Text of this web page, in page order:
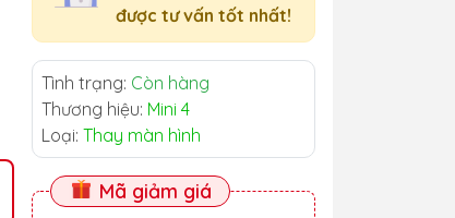
được tư vấn tốt nhất!
Tình trạng: Còn hàng
Thương hiệu: Mini 4
Loại: Thay màn hình
Mã giảm giá